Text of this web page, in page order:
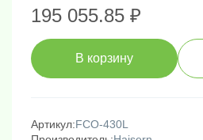
195 055.85 ₽
В корзину
Артикул:FCO-430L